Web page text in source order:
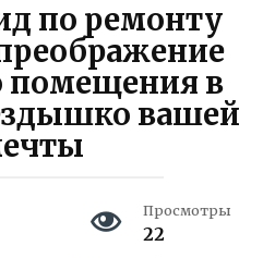
по ремонту
помещения в
вашей
Просмотры
22